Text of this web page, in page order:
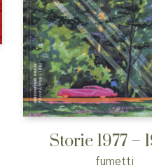
Storie 1977 –
fumetti